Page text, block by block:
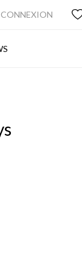
CONNEXION